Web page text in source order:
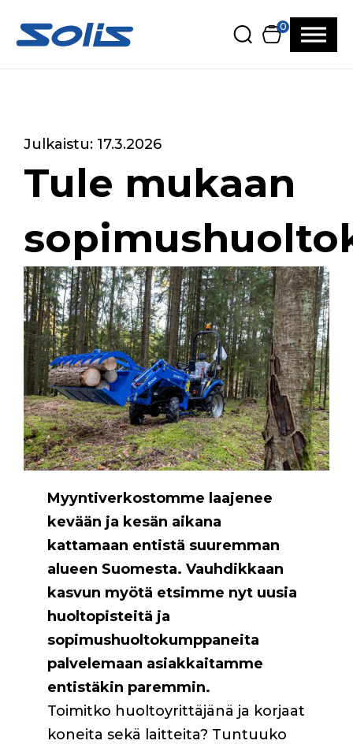
0
Julkaistu: 17.3.2026
Tule mukaan
Myyntiverkostomme laajenee
kevään ja kesän aikana
kattamaan entistä suuremman
alueen Suomesta. Vauhdikkaan
kasvun myötä etsimme nyt uusia
huoltopisteitä ja
sopimushuoltokumppaneita
palvelemaan asiakkaitamme
entistäkin paremmin.
Toimitko huoltoyrittäjänä ja korjaat
koneita sekä laitteita? Tuntuuko